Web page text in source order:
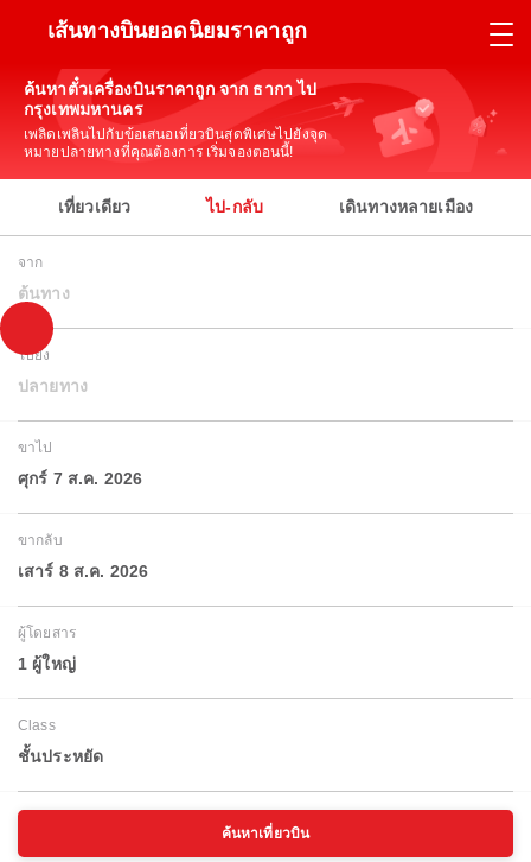
เส้นทางบินยอดนิยมราคาถูก
ค้นหาตั๋วเครื่องบินราคาถูก จาก ธากา ไป
กรุงเทพมหานคร
เพลิดเพลินไปกับข้อเสนอเที่ยวบินสุดพิเศษไปยังจุด
หมายปลายทางที่คุณต้องการ เริ่มจองตอนนี้!
เที่ยวเดียว ไป-กลับ เดินทางหลายเมือง
จาก
ต้นทาง
ไปยัง
ปลายทาง
ขาไป
ศุกร์ 7 ส.ค. 2026
ขากลับ
เสาร์ 8 ส.ค. 2026
ผู้โดยสาร
1 ผู้ใหญ่
Class
ชั้นประหยัด
ค้นหาเที่ยวบิน